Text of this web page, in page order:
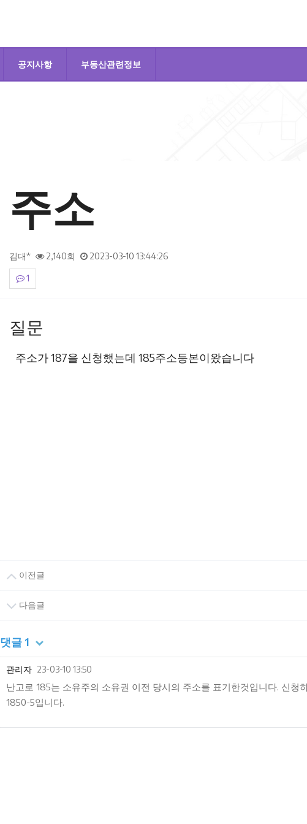
공지사항 부동산관련정보
주소
김대* 2,140회 2023-03-10 13:44:26
1
본문
질문
주소가 187을 신청했는데 185주소등본이왔습니다
이전글
다음글
댓글 1
관리자 23-03-10 13:50
난고로 185는 소유주의 소유권 이전 당시의 주소를 표기한것입니다. 신청
1850-5입니다.